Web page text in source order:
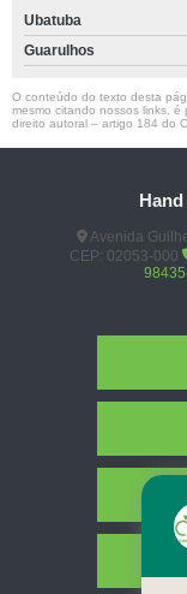
Ubatuba
Guarulhos
O conteúdo do texto desta
mesmo citando nossos links, é
direito autoral – artigo 184 do
Avenida
CEP: 02053-000